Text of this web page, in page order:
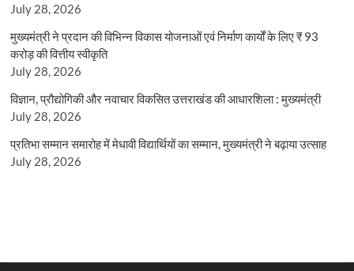
July 28, 2026
मुख्यमंत्री ने प्रदान की विभिन्न विकास योजनाओं एवं निर्माण कार्यों के लिए ₹ 93
करोड़ की वित्तीय स्वीकृति
July 28, 2026
विज्ञान, प्रौद्योगिकी और नवाचार विकसित उत्तराखंड की आधारशिला : मुख्यमंत्री
July 28, 2026
प्रतिभा सम्मान समारोह में मेधावी विद्यार्थियों का सम्मान, मुख्यमंत्री ने बढ़ाया उत्साह
July 28, 2026